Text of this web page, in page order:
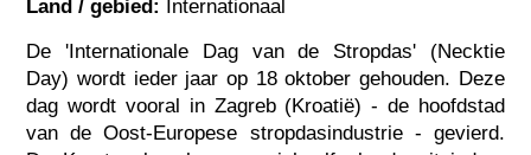
Land / gebied: Internationaal
De 'Internationale Dag van de Stropdas' (Necktie
Day) wordt ieder jaar op 18 oktober gehouden. Deze
dag wordt vooral in Zagreb (Kroatië) - de hoofdstad
van de Oost-Europese stropdasindustrie - gevierd.